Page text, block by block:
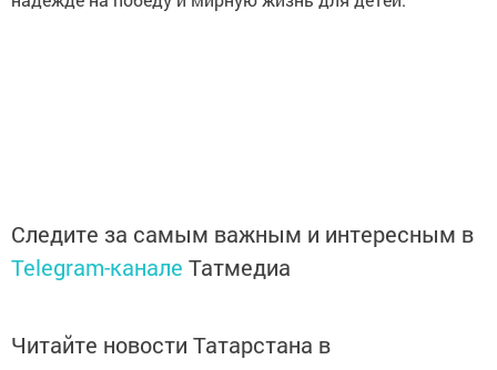
Следите за самым важным и интересным в
Telegram-канале Татмедиа
Читайте новости Татарстана в